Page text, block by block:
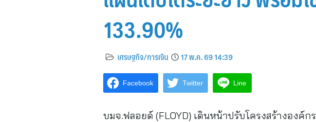
133.90%
เศรษฐกิจ/การเงิน 17 พ.ค. 69 14:39
Facebook Twitter Line
บมจ.ฟลอยด์ (FLOYD) เดินหน้าปรับโครงสร้างองค์